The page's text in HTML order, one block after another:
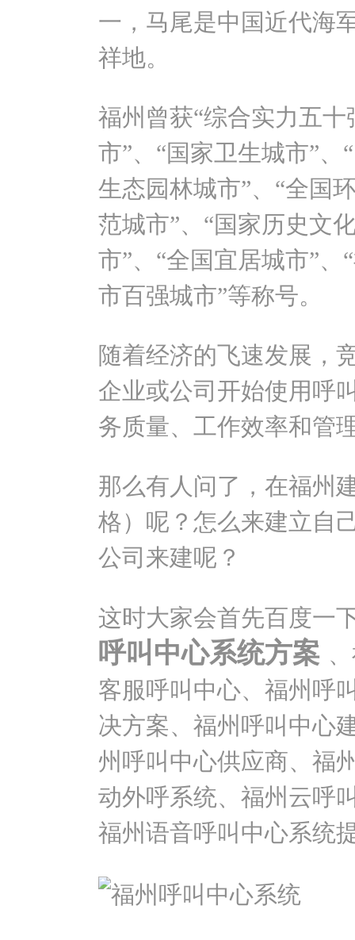
一，马尾是中国近代海
祥地。
福州曾获“综合实力五
市”、“国家卫生城市”、
生态园林城市”、“全国
范城市”、“国家历史文
市”、“全国宜居城市”
市百强城市”等称号。
随着经济的飞速发展，
企业或公司开始使用呼
务质量、工作效率和管
那么有人问了，在福州
格）呢？怎么来建立自
公司来建呢？
这时大家会首先百度一
呼叫中心系统方案
客服呼叫中心、福州呼
决方案、福州呼叫中心
州呼叫中心供应商、福
动外呼系统、福州云呼
福州语音呼叫中心系统